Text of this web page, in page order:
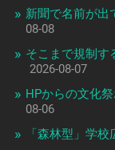
新聞で名前が出
08-08
そこまで規制す
2026-08-07
HPからの文化
08-06
「森林型」学